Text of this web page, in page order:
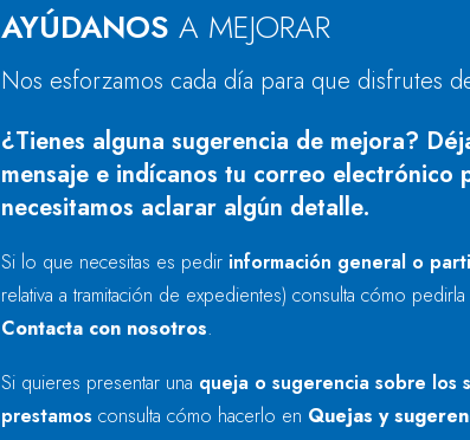
AYÚDANOS A MEJORAR
Nos esforzamos cada día para que disfrutes
¿Tienes alguna sugerencia de mejora?
mensaje e indícanos tu correo electrónico
necesitamos aclarar algún detalle.
Si lo que necesitas es pedir información general o
relativa a tramitación de expedientes) consulta cómo
Contacta con nosotros.
Si quieres presentar una queja o sugerencia sobre los
prestamos consulta cómo hacerlo en Quejas y